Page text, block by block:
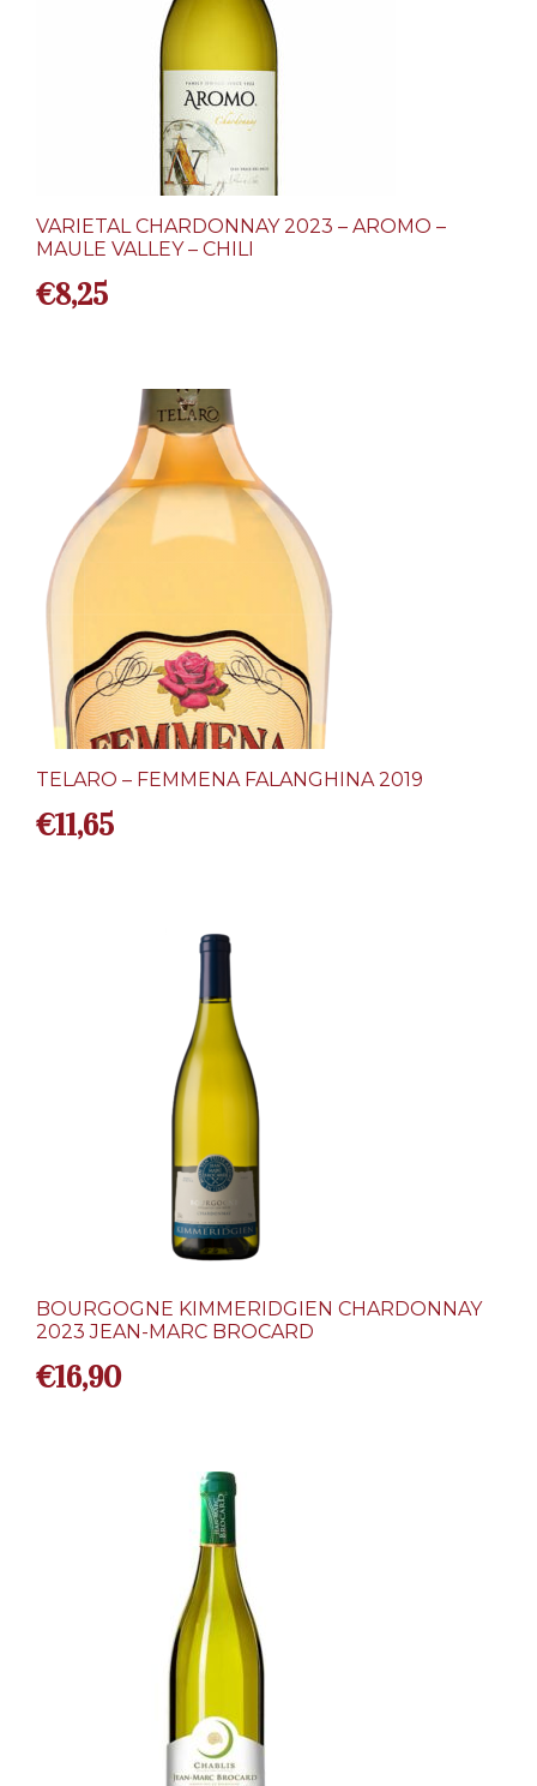
VARIETAL CHARDONNAY 2023 – AROMO –
MAULE VALLEY – CHILI
€8,25
TELARO – FEMMENA FALANGHINA 2019
€11,65
BOURGOGNE KIMMERIDGIEN CHARDONNAY
2023 JEAN-MARC BROCARD
€16,90